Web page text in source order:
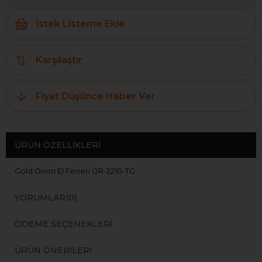
İstek Listeme Ekle
Karşılaştır
Fiyat Düşünce Haber Ver
ÜRÜN ÖZELLIKLERI
Gold Orion El Feneri OR-2210-TG
YORUMLAR(0)
ÖDEME SEÇENEKLERI
ÜRÜN ÖNERILERI